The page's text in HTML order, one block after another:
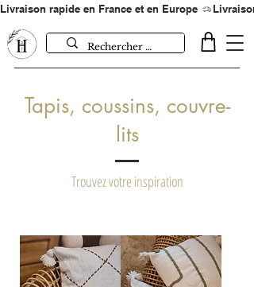
Livraison rapide en France et en Europe
Tapis, coussins, couvre-
lits
Trouvez votre inspiration